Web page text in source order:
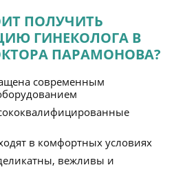
ПОЛУЧИТЬ
ГИНЕКОЛОГА В
ПАРАМОНОВА?
современным
в комфортных условиях
вежливы и